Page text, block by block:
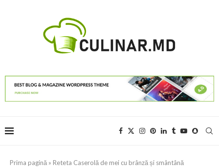
Prima pagină » Reteta Caserolă de mei cu brânză și smântână